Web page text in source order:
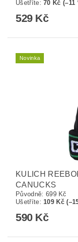
Ušetříte:70 Kč (–11
529 Kč
Novinka
KULICH
CANUCKS
Původně: 699 Kč
Ušetříte: 109 Kč
590 Kč